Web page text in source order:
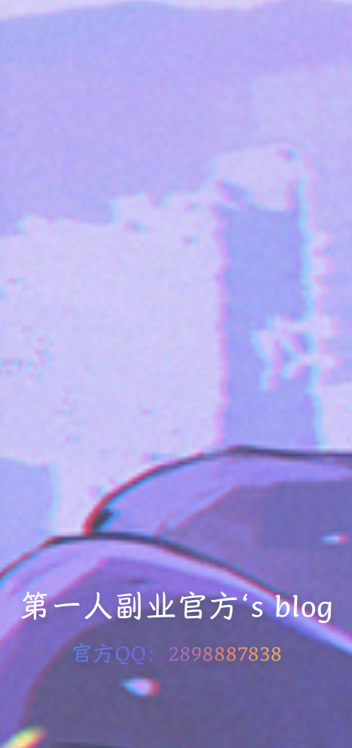
第一人副业官方‘s blog
官方QQ：2898887838